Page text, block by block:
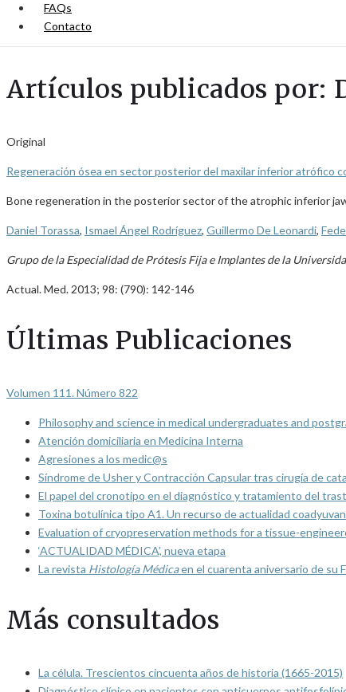
FAQs
Contacto
Artículos publicados por:
Original
Regeneración ósea en sector posterior del maxilar inferior atrófico
Bone regeneration in the posterior sector of the atrophic inferior
Daniel Torassa, Ismael Ángel Rodríguez, Guillermo De Leonardi,
Grupo de la Especialidad de Prótesis Fija e Implantes de la
Actual. Med. 2013; 98: (790): 142-146
Últimas Publicaciones
Volumen 111. Número 822
Philosophy and science in medical undergraduates and
Atención domiciliaria en Medicina Interna
Agresiones a los medic@s
Síndrome de Usher y Contracción Capsular tras cirugía de
El papel del cronotipo en el diagnóstico y tratamiento del
Toxina botulínica tipo A1. Un recurso de actualidad
Evaluation of cryopreservation methods for a tissue-
‘ACTUALIDAD MÉDICA’, nueva etapa
La revista Histología Médicaen el cuarenta aniversario de su
Más consultados
La célula. Trescientos cincuenta años de historia (1665-2015)